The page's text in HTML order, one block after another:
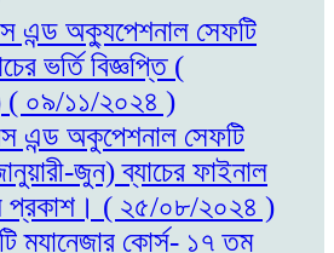
এন্ড অক্যুপেশনাল সেফটি
ভর্তি বিজ্ঞপ্তি (
০৯/১১/২০২৪ )
এন্ড অকুপেশনাল সেফটি
জুন) ব্যাচের ফাইনাল
প্রকাশ। ( ২৫/০৮/২০২৪ )
ম্যানেজার কোর্স- ১৭ তম